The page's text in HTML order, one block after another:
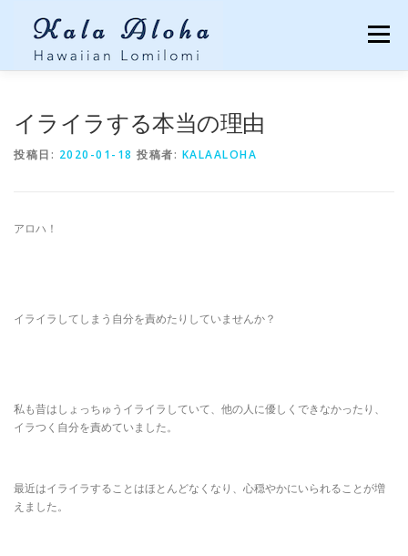
メニュー
イライラする本当の理由
投稿日: 2020-01-18 投稿者: KALAALOHA
アロハ！
イライラしてしまう自分を責めたりしていませんか？
私も昔はしょっちゅうイライラしていて、他の人に優しくできなかったり、
イラつく自分を責めていました。
最近はイライラすることはほとんどなくなり、心穏やかにいられることが増
えました。